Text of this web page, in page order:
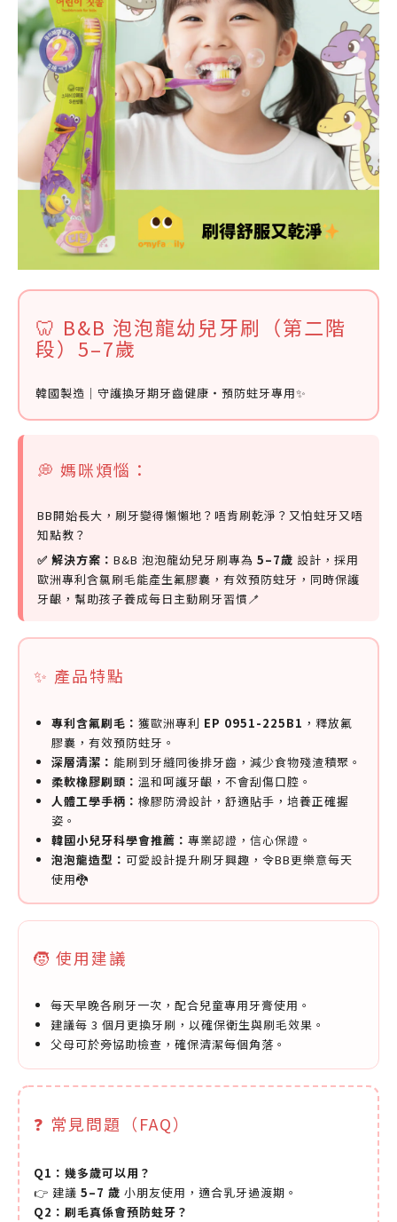
🦷 B&B 泡泡龍幼兒牙刷（第二階
段）5–7歲
韓國製造｜守護換牙期牙齒健康・預防蛀牙專用✨
💭 媽咪煩惱：
BB開始長大，刷牙變得懶懶地？唔肯刷乾淨？又怕蛀牙又唔
知點教？
✅ 解決方案： B&B 泡泡龍幼兒牙刷專為 5–7歲 設計，採用
歐洲專利含氯刷毛能產生氟膠囊，有效預防蛀牙，同時保護
牙齦，幫助孩子養成每日主動刷牙習慣🪥
✨ 產品特點
專利含氟刷毛： 獲歐洲專利 EP 0951-225B1 ，釋放氟
膠囊，有效預防蛀牙。
深層清潔： 能刷到牙縫同後排牙齒，減少食物殘渣積聚。
柔軟橡膠刷頭： 溫和呵護牙齦，不會刮傷口腔。
人體工學手柄： 橡膠防滑設計，舒適貼手，培養正確握
姿。
韓國小兒牙科學會推薦： 專業認證，信心保證。
泡泡龍造型： 可愛設計提升刷牙興趣，令BB更樂意每天
使用🐉
🧒 使用建議
每天早晚各刷牙一次，配合兒童專用牙膏使用。
建議每 3 個月更換牙刷，以確保衛生與刷毛效果。
父母可於旁協助檢查，確保清潔每個角落。
❓ 常見問題（FAQ）
Q1：幾多歲可以用？
👉 建議 5–7 歲 小朋友使用，適合乳牙過渡期。
Q2：刷毛真係會預防蛀牙？